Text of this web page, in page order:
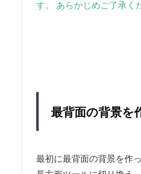
す。 あらかじめご了承く
最背面の背景を
最初に最背面の背景を作